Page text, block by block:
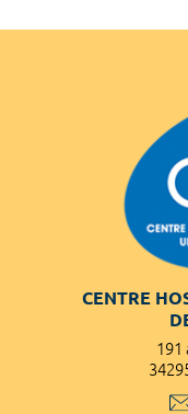
CENTRE
191